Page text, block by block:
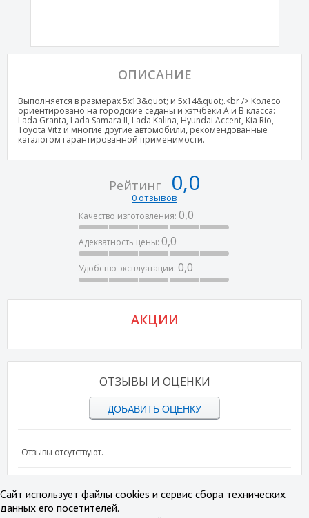
ОПИСАНИЕ
Выполняется в размерах 5х13&quot; и 5х14&quot;.<br /> Колесо
ориентировано на городские седаны и хэтчбеки А и В класса:
Lada Granta, Lada Samara II, Lada Kalina, Hyundai Accent, Kia Rio,
Toyota Vitz и многие другие автомобили, рекомендованные
каталогом гарантированной применимости.
Рейтинг 0,0
0 отзывов
Качество изготовления: 0,0
Адекватность цены: 0,0
Удобство эксплуатации: 0,0
АКЦИИ
ОТЗЫВЫ И ОЦЕНКИ
ДОБАВИТЬ ОЦЕНКУ
Отзывы отсутствуют.
Сайт использует файлы cookies и сервис сбора технических
данных его посетителей.